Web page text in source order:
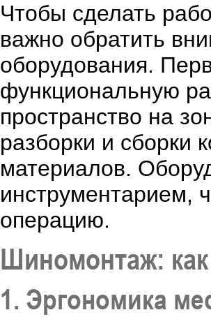
Чтобы сделать
важно обратить
оборудования.
функциональную
пространство на
разборки и сборки
материалов.
инструментарием,
операцию.
Шиномонтаж:
1. Эргономика